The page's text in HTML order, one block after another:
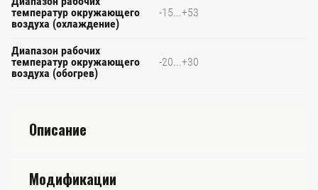
температур окружающего
воздуха (охлаждение)
-15...+53
Диапазон рабочих
температур окружающего
воздуха (обогрев)
-20...+30
Описание
Модификации